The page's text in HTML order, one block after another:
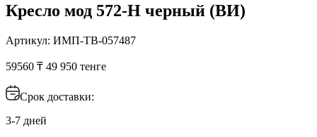
Кресло мод 572-H черный (ВИ)
Артикул: ИМП-ТВ-057487
59560 ₸ 49 950 тенге
Срок доставки:
3-7 дней